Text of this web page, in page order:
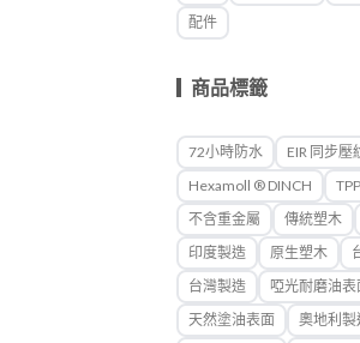
配件
商品標籤
72小時防水
EIR 同步壓
Hexamoll ® DINCH
不含重金屬
傳統塑木
印度製造
原生塑木
台灣製造
啞光耐磨油表
天然塗油表面
奧地利製